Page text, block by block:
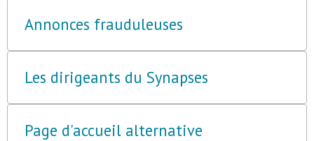
Annonces frauduleuses
Les dirigeants du Synapses
Page d'accueil alternative